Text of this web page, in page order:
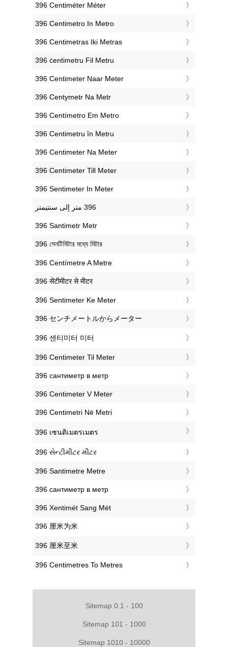
‎396 Centiméter Méter
‎396 Centimetro In Metro
‎396 Centimetras Iki Metras
‎396 ċentimetru Fil Metru
‎396 Centimeter Naar Meter
‎396 Centymetr Na Metr
‎396 Centímetro Em Metro
‎396 Centimetru în Metru
‎396 Centimeter Na Meter
‎396 Centimeter Till Meter
‎396 Sentimeter In Meter
‎396 Santimetr Metr
‎396 সেনটিমিটার মধ্যে মিটার
‎396 Centímetre A Metre
‎396 सेंटीमीटर से मीटर
‎396 Sentimeter Ke Meter
‎396 センチメートルからメーター
‎396 센티미터 미터
‎396 Centimeter Til Meter
‎396 сантиметр в метр
‎396 Centimeter V Meter
‎396 Centimetri Në Metri
‎396 เซนติเมตรเมตร
‎396 સેન્ટીમીટર મીટર
‎396 Santimetre Metre
‎396 сантиметр в метр
‎396 Xentimét Sang Mét
‎396 厘米为米
‎396 厘米至米
‎396 Centimetres To Metres
Sitemap 0.1 - 100
Sitemap 101 - 1000
Sitemap 1010 - 10000